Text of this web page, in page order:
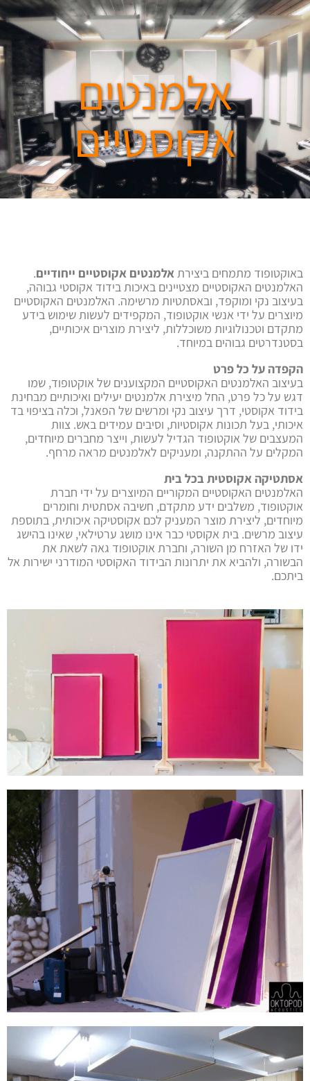
אלמנטים
אקוסטיים
באוקטופוד מתמחים ביצירתאלמנטים אקוסטיים ייחודיים.
האלמנטים האקוסטיים מצטיינים באיכות בידוד אקוסטי גבוהה,
בעיצוב נקי ומוקפד, ובאסתטיות מרשימה. האלמנטים האקוסטיים
מיוצרים על ידי אנשי אוקטופוד, המקפידים לעשות שימוש בידע
מתקדם וטכנולוגיות משוכללות, ליצירת מוצרים איכותיים,
בסטנדרטים גבוהים במיוחד.
הקפדה על כל פרט
בעיצוב האלמנטים האקוסטיים המקצוענים של אוקטופוד, שמו
דגש על כל פרט, החל מיצירת אלמנטים יעילים ואיכותיים מבחינת
בידוד אקוסטי, דרך עיצוב נקי ומרשים של הפאנל, וכלה בציפוי בד
איכותי, בעל תכונות אקוסטיות, וסיבים עמידים באש. צוות
המעצבים של אוקטופוד הגדיל לעשות, וייצר מחברים מיוחדים,
המקלים על ההתקנה, ומעניקים לאלמנטים מראה מרחף.
אסתטיקה אקוסטית בכל בית
האלמנטים האקוסטיים המקוריים המיוצרים על ידי חברת
אוקטופוד, משלבים ידע מתקדם, חשיבה אסתטית וחומרים
מיוחדים, ליצירת מוצר המעניק לכם אקוסטיקה איכותית, בתוספת
עיצוב מרשים. בית אקוסטי כבר אינו מושג ערטילאי, שאינו בהישג
ידו של האזרח מן השורה, וחברת אוקטופוד גאה לשאת את
הבשורה, ולהביא את יתרונות הבידוד האקוסטי המודרני ישירות אל
ביתכם.